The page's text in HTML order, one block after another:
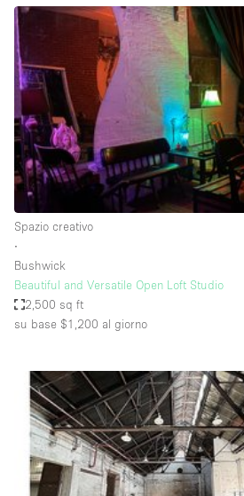
Aria condizionata
Arredamento
Ascensore
Attaccapanni
Attrezzature da ufficio
Bagni
Bagno
Bar
Camere Multiple
Camerini di prova
Cucina
Elettricità
Esposizione di Automobili
Giardino
Spazio creativo
∙
Bushwick
Beautiful and Versatile Open Loft Studio
2,500 sq ft
su base $1,200 al giorno